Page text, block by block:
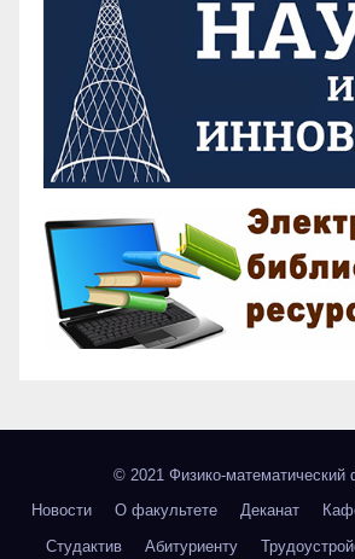
© 2021 Физико-математический
Новости
О факультете Деканат
Студактив
Абитуриенту